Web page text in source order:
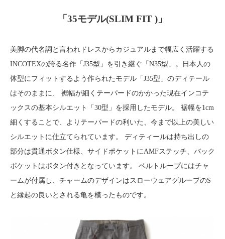
「35モデル(SLIM FIT )」
美脚の代名詞と言われドレスからカジュアルまで幅広く活躍する
INCOTEXの誇る名作「J35型」を引き継ぐ「N35型」。日本人の
体型にフィットするよう作られたモデル「J35型」のディテール
はそのままに、 裾幅が細くテーパードのかかった現在インコテ
ックスの基本シルエット「30型」を採用したモデル。 裾幅を1cm
細くすることで、よりテーパードの利いた、今まで以上の美しい
シルエットに仕立てられています。 ディティールは持ち出しの
部分は貫通ボタン仕様、サイドポケットにAMFステッチ、バック
ポケットはボタン付きとなっています。 ベルトループにはチャ
ームが付属し、チャームのデザインはスローウェアグループのS
と縁起の良いとされる亀を模ったものです。